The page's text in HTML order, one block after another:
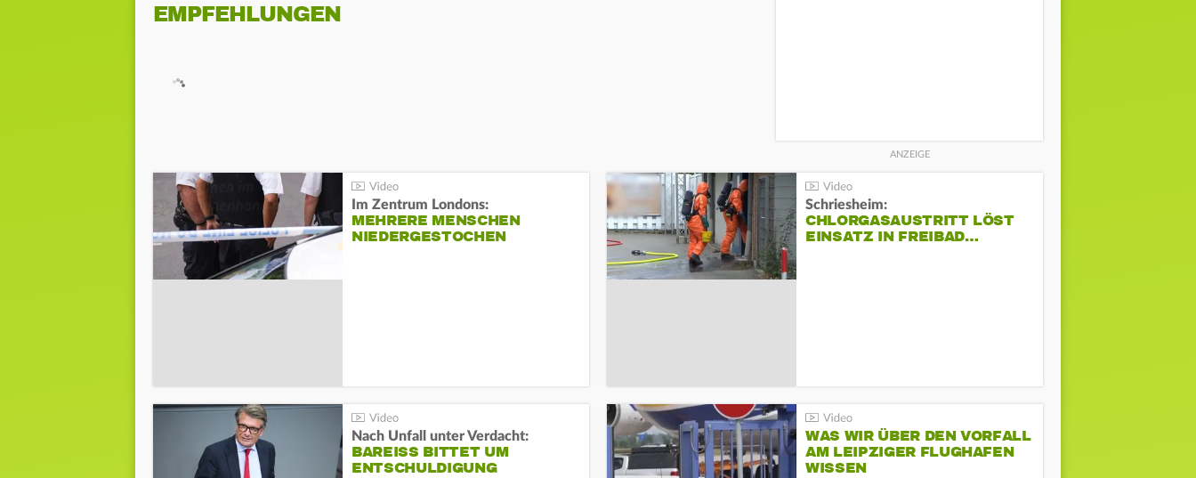
EMPFEHLUNGEN
Im Zentrum Londons:
MEHRERE MENSCHEN
NIEDERGESTOCHEN
Schriesheim:
CHLORGASAUSTRITT LÖST
EINSATZ IN FREIBAD…
Nach Unfall unter Verdacht:
BAREISS BITTET UM E
NTSCHULDIGUNG
WAS WIR ÜBER DEN VORFALL
AM LEIPZIGER FLUGHAFEN
WISSEN